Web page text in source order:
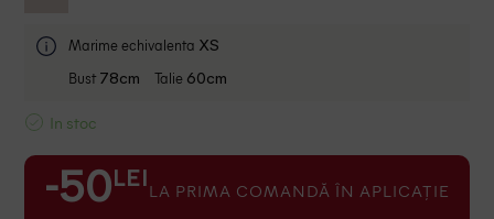
Marime echivalenta XS
Bust 78cm Talie 60cm
In stoc
-50 LEI LA PRIMA COMANDĂ ÎN APLICAȚIE